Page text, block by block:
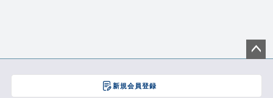
新規会員登録
ジト